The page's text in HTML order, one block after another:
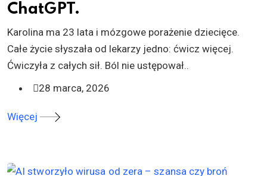
ChatGPT.
Karolina ma 23 lata i mózgowe porażenie dziecięce.
Całe życie słyszała od lekarzy jedno: ćwicz więcej.
Ćwiczyła z całych sił. Ból nie ustępował..
28 marca, 2026
Więcej